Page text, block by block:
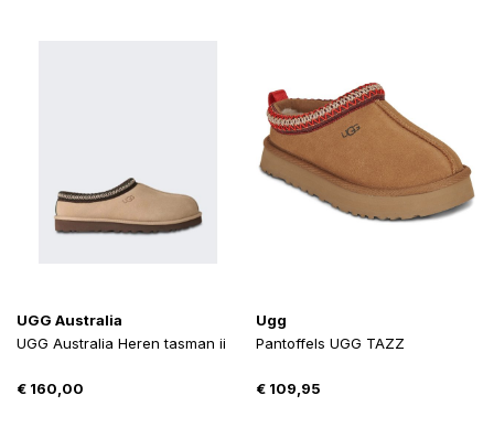
UGG Australia
UGG Australia Heren tasman ii
€ 160,00
Ugg
Pantoffels UGG TAZZ
€109,95